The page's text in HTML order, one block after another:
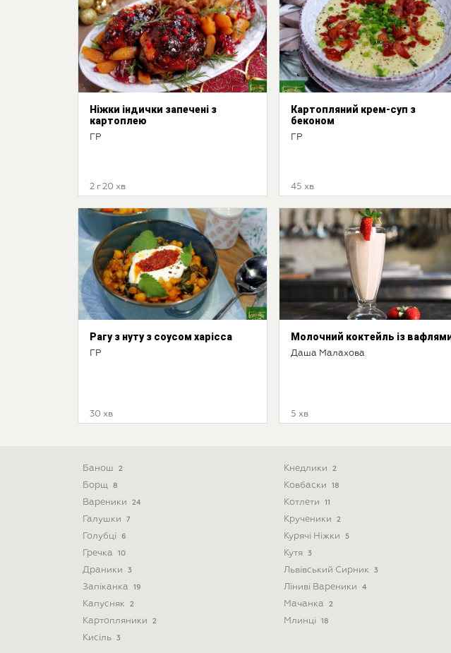
Ніжки індички запечені з
картоплею
ГР
2 г 20 хв
Картопляний крем-суп з
беконом
ГР
45 хв
Рагу з нуту з соусом харісса
ГР
30 хв
Молочний коктейль із
Даша Малахова
5 хв
Банош 2
Борщ 8
Вареники 24
Галушки 7
Голубці 6
Гречка 10
Драники 3
Запіканка 19
Капусняк 2
Картопляники 2
Кисіль 3
Кнедлики 2
Ковбаски 18
Котлети 11
Крученики 2
Курячі Ніжки 5
Кутя 3
Львівський Сирник 3
Ліниві Вареники 4
Мачанка 2
Млинці 18